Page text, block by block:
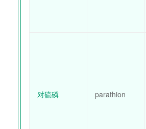
对硫磷 parathion